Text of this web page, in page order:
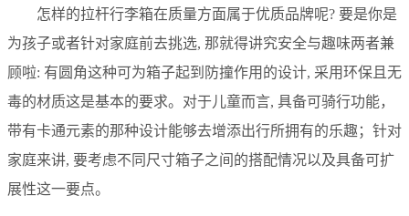
怎样的拉杆行李箱在质量方面属于优质品牌呢? 要是你是
为孩子或者针对家庭前去挑选, 那就得讲究安全与趣味两者兼
顾啦: 有圆角这种可为箱子起到防撞作用的设计, 采用环保且无
毒的材质这是基本的要求。对于儿童而言, 具备可骑行功能，
带有卡通元素的那种设计能够去增添出行所拥有的乐趣；针对
家庭来讲, 要考虑不同尺寸箱子之间的搭配情况以及具备可扩
展性这一要点。